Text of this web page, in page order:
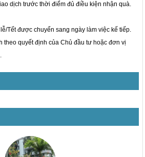
dịch trước thời điểm đủ điều kiện nhận quà.
Tết được chuyển sang ngày làm việc kế tiếp.
theo quyết định của Chủ đầu tư hoặc đơn vị